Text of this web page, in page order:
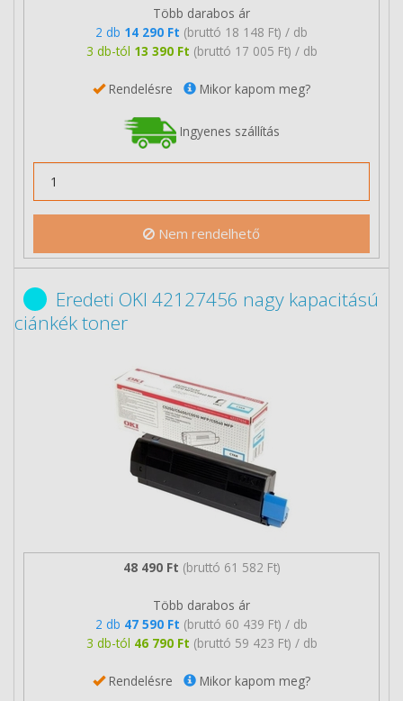
Több darabos ár
2 db 14 290 Ft (bruttó 18 148 Ft) / db
3 db-tól 13 390 Ft (bruttó 17 005 Ft) / db
Rendelésre Mikor kapom meg?
Ingyenes szállítás
Nem rendelhető
Eredeti OKI 42127456 nagy kapacitású
ciánkék toner
48 490 Ft (bruttó 61 582 Ft)
Több darabos ár
2 db 47 590 Ft (bruttó 60 439 Ft) / db
3 db-tól 46 790 Ft (bruttó 59 423 Ft) / db
Rendelésre Mikor kapom meg?